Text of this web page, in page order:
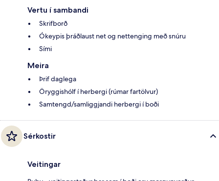
Vertu í sambandi
Skrifborð
Ókeypis þráðlaust net og nettenging með snúru
Sími
Meira
Þrif daglega
Öryggishólf í herbergi (rúmar fartölvur)
Samtengd/samliggjandi herbergi í boði
Sérkostir
Veitingar